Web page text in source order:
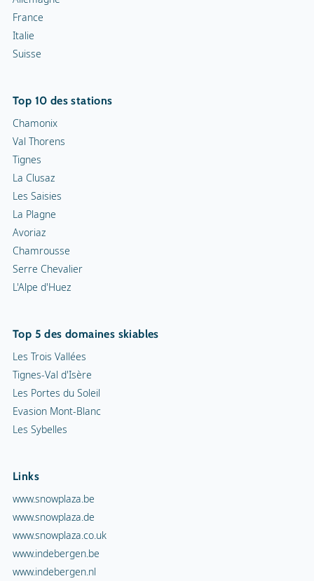
France
Italie
Suisse
Top 10 des stations
Chamonix
Val Thorens
Tignes
La Clusaz
Les Saisies
La Plagne
Avoriaz
Chamrousse
Serre Chevalier
L'Alpe d'Huez
Top 5 des domaines skiables
Les Trois Vallées
Tignes-Val d'Isère
Les Portes du Soleil
Evasion Mont-Blanc
Les Sybelles
Links
www.snowplaza.be
www.snowplaza.de
www.snowplaza.co.uk
www.indebergen.be
www.indebergen.nl